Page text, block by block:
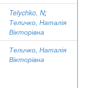
Telychko, N;
Теличко, Наталія
Вікторівна
Теличко, Наталія
Вікторівна